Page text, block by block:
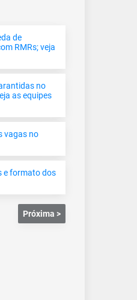
de
RMRs; veja
no
as equipes
vagas no
e formato dos
Próxima >